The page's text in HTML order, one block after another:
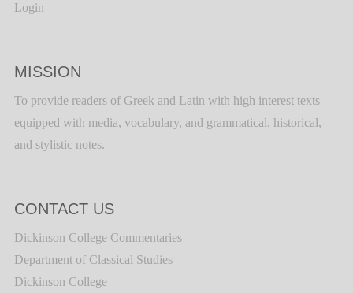
Login
MISSION
To provide readers of Greek and Latin with high interest texts
equipped with media, vocabulary, and grammatical, historical,
and stylistic notes.
CONTACT US
Dickinson College Commentaries
Department of Classical Studies
Dickinson College